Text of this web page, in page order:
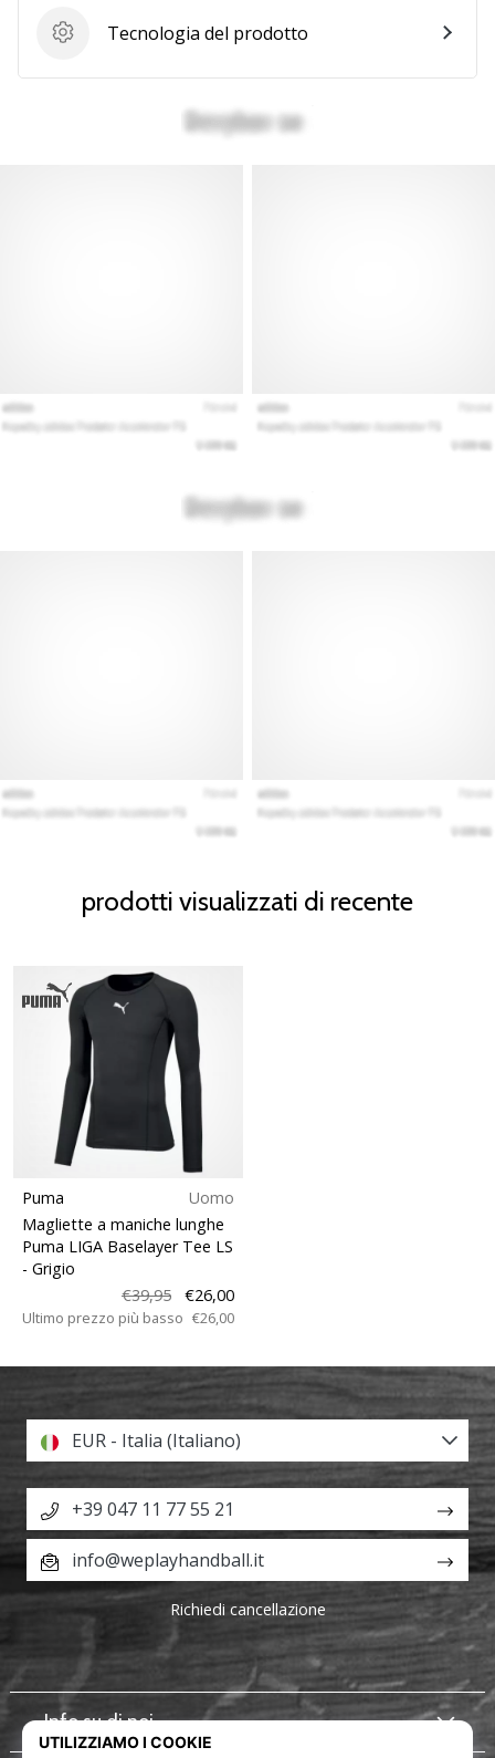
Tecnologia del prodotto
Tecnologia del prodotto
prodotti visualizzati di recente
Puma
Uomo
Magliette a maniche lunghe
Puma LIGA Baselayer Tee LS
- Grigio
€39,95
€26,00
Ultimo prezzo più basso €26,00
Info su di noi
EUR - Italia (Italiano)
+39 047 11 77 55 21
info@weplayhandball.it
Richiedi cancellazione